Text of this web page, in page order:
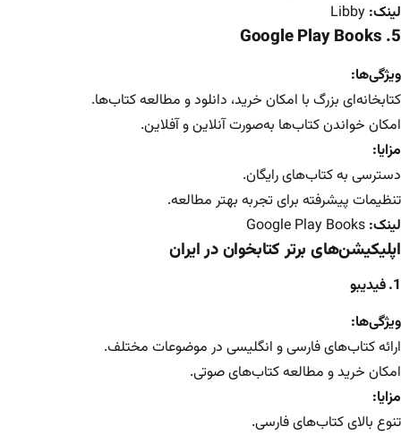
لینک: Libby
5. Google Play Books
ویژگی‌ها:
کتابخانه‌ای بزرگ با امکان خرید، دانلود و مطالعه کتاب‌ها.
امکان خواندن کتاب‌ها به‌صورت آنلاین و آفلاین.
مزایا:
دسترسی به کتاب‌های رایگان.
تنظیمات پیشرفته برای تجربه بهتر مطالعه.
لینک:
اپلیکیشن‌های برتر کتابخوان در ایران
1. فیدیبو
ویژگی‌ها:
ارائه کتاب‌های فارسی و انگلیسی در موضوعات مختلف.
امکان خرید و مطالعه کتاب‌های صوتی.
مزایا:
تنوع بالای کتاب‌های فارسی.